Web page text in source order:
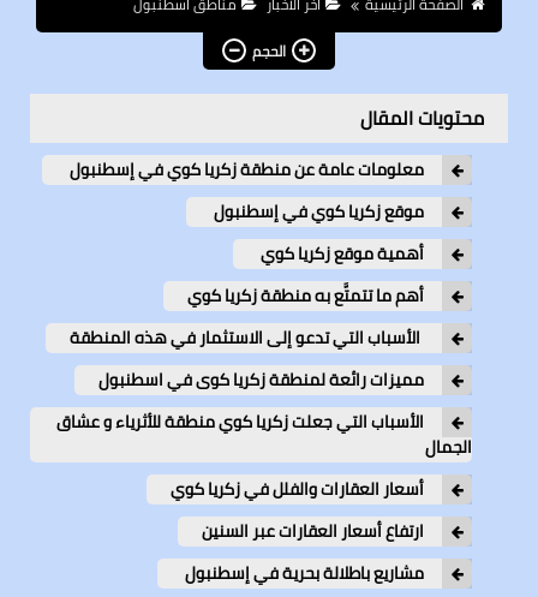
الحجم
محتويات المقال
معلومات عامة عن منطقة زكريا كوي في إسطنبول
موقع زكريا كوي في إسطنبول
أهمية موقع زكريا كوي
أهم ما تتمتَّع به منطقة زكريا كوي
الأسباب التي تدعو إلى الاستثمار في هذه المنطقة
مميزات رائعة لمنطقة زكريا كوى في اسطنبول
الأسباب التي جعلت زكريا كوي منطقة للأثرياء و عشاق
الجمال
أسعار العقارات والفلل في زكريا كوي
ارتفاع أسعار العقارات عبر السنين
مشاريع باطلالة بحرية في إسطنبول